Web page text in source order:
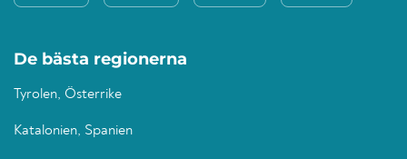
De bästa regionerna
Tyrolen, Österrike
Katalonien, Spanien